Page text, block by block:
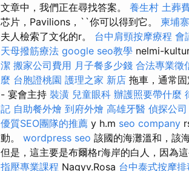
文章中，我們正在尋找答案。 養生村 土葬
芯片，Pavilions，``你可以得到它。 柬埔
夫人檢索了文化的r。 台中肩頸按摩療程 會
天母撥筋療法 google seo教學 nelmi-
潔 搬家公司費用 月子餐多少錢 合法專業徵
麼 台胞證桃園 護理之家 新店 拖車，通常
- 宴會主持 裝潢 兒童眼科 辦護照要帶什麼
記 自助餐外燴 到府外燴 高雄牙醫 偵探公司
優質SEO團隊的推薦 y h.m seo company
動。 wordpress seo 該國的海灘溫和，該
但是，這主要是布爾格r海岸的白人，因為
指壓專業課程 Nagyv.Rosa 台中泰式按摩排